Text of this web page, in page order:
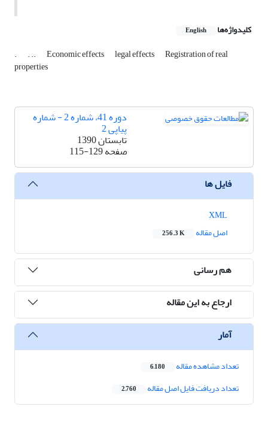
کلیدواژه‌ها English
. . .. Economic effects legal effects Registration of real
properties
دوره 41، شماره 2 - شماره
پیاپی 2
تابستان 1390
صفحه115-129
فایل ها
اصل مقاله
256.3 K
هم رسانی
ارجاع به این مقاله
آمار
تعداد مشاهده مقاله 6,180
تعداد دریافت فایل اصل مقاله 2,760